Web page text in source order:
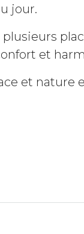
jour.
et
et nature